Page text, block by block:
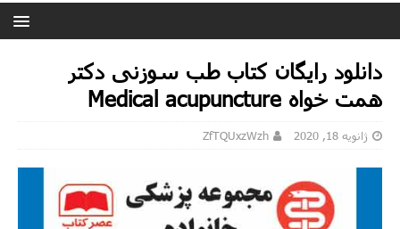
دانلود رایگان کتاب طب سوزنی دکتر
همت خواه Medical acupuncture
ژانویه 18, 2020 ZfTQUxzWzh